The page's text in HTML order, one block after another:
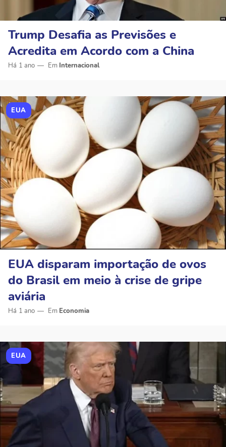
Trump Desafia as Previsões e
Acredita em Acordo com a China
Há 1 ano Internacional
EUA
EUA disparam importação de ovos
do Brasil em meio à crise de gripe
aviária
Há 1 ano Economia
EUA